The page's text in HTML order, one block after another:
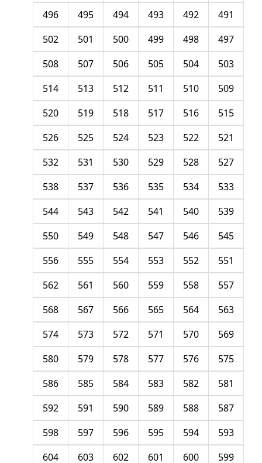
491
492
493
494
495
496
497
498
499
500
501
502
503
504
505
506
507
508
509
510
511
512
513
514
515
516
517
518
519
520
521
522
523
524
525
526
527
528
529
530
531
532
533
534
535
536
537
538
539
540
541
542
543
544
545
546
547
548
549
550
551
552
553
554
555
556
557
558
559
560
561
562
563
564
565
566
567
568
569
570
571
572
573
574
575
576
577
578
579
580
581
582
583
584
585
586
587
588
589
590
591
592
593
594
595
596
597
598
599
600
601
602
603
604